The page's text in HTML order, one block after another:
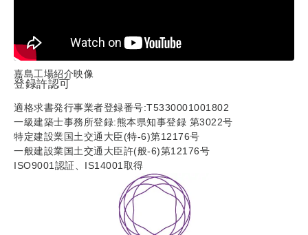
嘉島工場紹介映像
登録許認可
適格求書発行事業者登録番号:T5330001001802
一級建築士事務所登録:熊本県知事登録 第3022号
特定建設業国土交通大臣(特-6)第12176号
一般建設業国土交通大臣許(般-6)第12176号
ISO9001認証、IS14001取得